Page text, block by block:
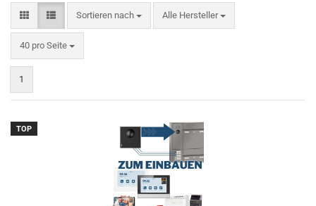
Sortieren nach Alle Hersteller
40 pro Seite
1
TOP